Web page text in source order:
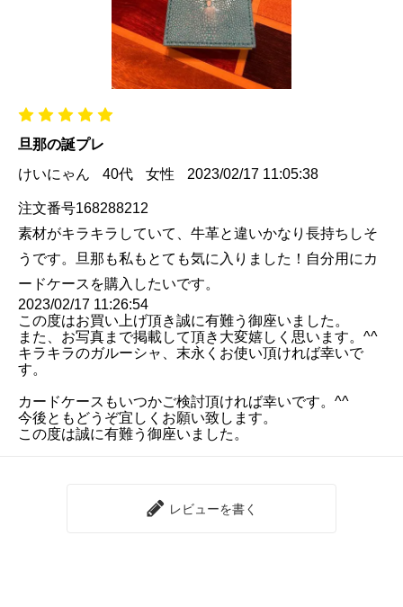
旦那の誕プレ
けいにゃん
40代 女性 2023/02/17 11:05:38
注文番号168288212
素材がキラキラしていて、牛革と違いかなり長持ちしそ
うです。旦那も私もとても気に入りました！自分用にカ
ードケースを購入したいです。
2023/02/17 11:26:54
この度はお買い上げ頂き誠に有難う御座いました。
また、お写真まで掲載して頂き大変嬉しく思います。^^
キラキラのガルーシャ、末永くお使い頂ければ幸いで
す。
カードケースもいつかご検討頂ければ幸いです。^^
今後ともどうぞ宜しくお願い致します。
この度は誠に有難う御座いました。
レビューを書く